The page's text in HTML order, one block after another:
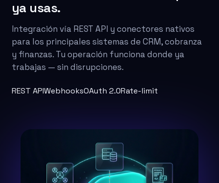
ya usas.
Integración vía REST API y conectores nativos
para los principales sistemas de CRM, cobranza
y finanzas. Tu operación funciona donde ya
trabajas — sin disrupciones.
REST APIWebhooksOAuth 2.0Rate-limit